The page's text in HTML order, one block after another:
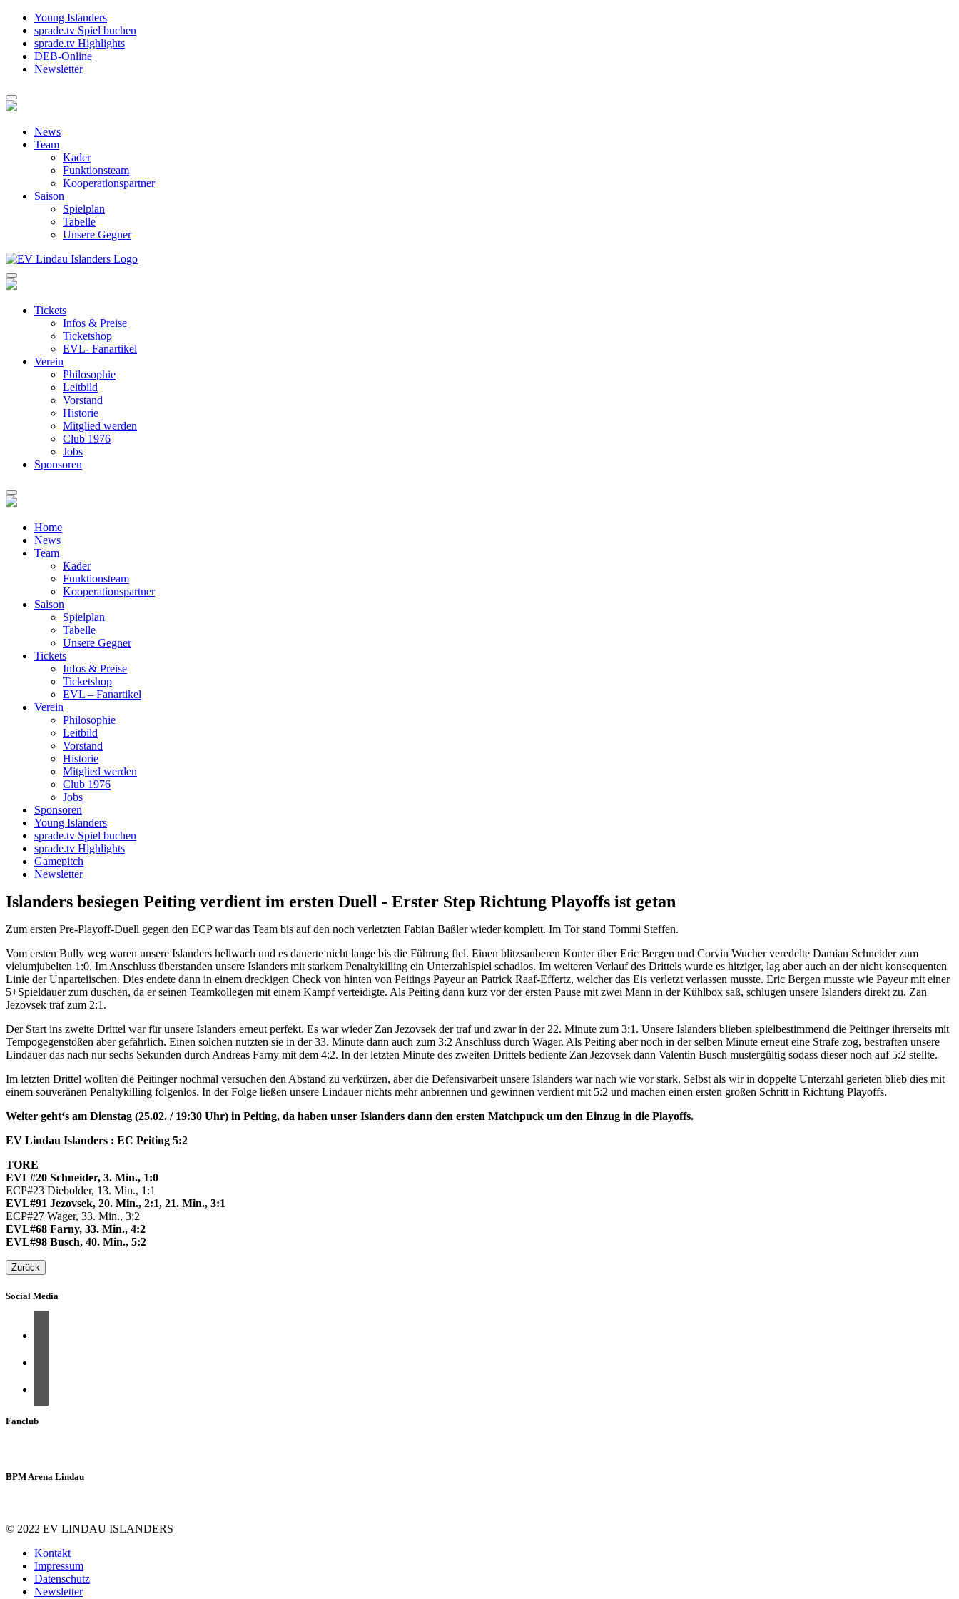
Young Islanders
sprade.tv Spiel buchen
sprade.tv Highlights
DEB-Online
Newsletter
News
Team
Kader
Funktionsteam
Kooperationspartner
Saison
Spielplan
Tabelle
Unsere Gegner
Tickets
Infos & Preise
Ticketshop
EVL- Fanartikel
Verein
Philosophie
Leitbild
Vorstand
Historie
Mitglied werden
Club 1976
Jobs
Sponsoren
Home
News
Team
Kader
Funktionsteam
Kooperationspartner
Saison
Spielplan
Tabelle
Unsere Gegner
Tickets
Infos & Preise
Ticketshop
EVL – Fanartikel
Verein
Philosophie
Leitbild
Vorstand
Historie
Mitglied werden
Club 1976
Jobs
Sponsoren
Young Islanders
sprade.tv Spiel buchen
sprade.tv Highlights
Gamepitch
Newsletter
Islanders besiegen Peiting verdient im ersten Duell - Erster Step Richtung Playoffs ist getan
Zum ersten Pre-Playoff-Duell gegen den ECP war das Team bis auf den noch verletzten Fabian Baßler wieder komplett. Im Tor stand Tommi Steffen.
Vom ersten Bully weg waren unsere Islanders hellwach und es dauerte nicht lange bis die Führung fiel. Einen blitzsauberen Konter über Eric Bergen und Corvin Wucher veredelte Damian Schneider zum
vielumjubelten 1:0. Im Anschluss überstanden unsere Islanders mit starkem Penaltykilling ein Unterzahlspiel schadlos. Im weiteren Verlauf des Drittels wurde es hitziger, lag aber auch an der nicht konsequenten
Linie der Unparteiischen. Dies endete dann in einem dreckigen Check von hinten von Peitings Payeur an Patrick Raaf-Effertz, welcher das Eis verletzt verlassen musste. Eric Bergen musste wie Payeur mit einer
5+Spieldauer zum duschen, da er seinen Teamkollegen mit einem Kampf verteidigte. Als Peiting dann kurz vor der ersten Pause mit zwei Mann in der Kühlbox saß, schlugen unsere Islanders direkt zu. Zan
Jezovsek traf zum 2:1.
Der Start ins zweite Drittel war für unsere Islanders erneut perfekt. Es war wieder Zan Jezovsek der traf und zwar in der 22. Minute zum 3:1. Unsere Islanders blieben spielbestimmend die Peitinger ihrerseits mit
Tempogegenstößen aber gefährlich. Einen solchen nutzten sie in der 33. Minute dann auch zum 3:2 Anschluss durch Wager. Als Peiting aber noch in der selben Minute erneut eine Strafe zog, bestraften unsere
Lindauer das nach nur sechs Sekunden durch Andreas Farny mit dem 4:2. In der letzten Minute des zweiten Drittels bediente Zan Jezovsek dann Valentin Busch mustergültig sodass dieser noch auf 5:2 stellte.
Im letzten Drittel wollten die Peitinger nochmal versuchen den Abstand zu verkürzen, aber die Defensivarbeit unsere Islanders war nach wie vor stark. Selbst als wir in doppelte Unterzahl gerieten blieb dies mit
einem souveränen Penaltykilling folgenlos. In der Folge ließen unsere Lindauer nichts mehr anbrennen und gewinnen verdient mit 5:2 und machen einen ersten großen Schritt in Richtung Playoffs.
Weiter geht‘s am Dienstag (25.02. / 19:30 Uhr) in Peiting, da haben unser Islanders dann den ersten Matchpuck um den Einzug in die Playoffs.
EV Lindau Islanders : EC Peiting 5:2
TORE
EVL#20 Schneider, 3. Min., 1:0
ECP#23 Diebolder, 13. Min., 1:1
EVL#91 Jezovsek, 20. Min., 2:1, 21. Min., 3:1
ECP#27 Wager, 33. Min., 3:2
EVL#68 Farny, 33. Min., 4:2
EVL#98 Busch, 40. Min., 5:2
Zurück
Social Media
Fanclub
BPM Arena Lindau
© 2022 EV LINDAU ISLANDERS
Kontakt
Impressum
Datenschutz
Newsletter